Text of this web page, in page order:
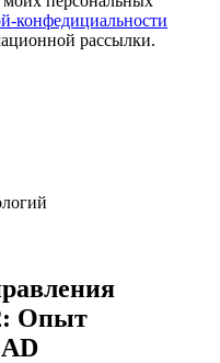
конфедициальности
рассылки.
Опыт